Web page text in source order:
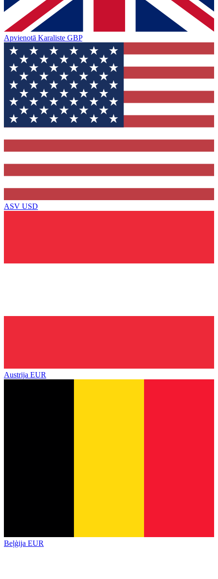
Apvienotā Karaliste GBP
ASV USD
Austrija EUR
Beļģija EUR